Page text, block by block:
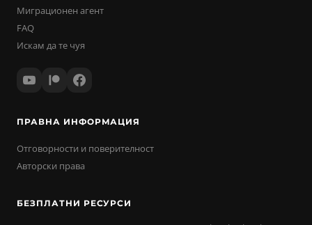
Миграционен агент
FAQ
Искам да те чуя
ПРАВНА ИНФОРМАЦИЯ
Отговорности и поверителност
Авторски права
БЕЗПЛАТНИ РЕСУРСИ